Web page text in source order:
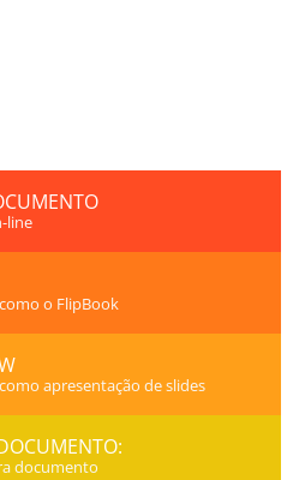
line
o FlipBook
apresentação de slides
documento